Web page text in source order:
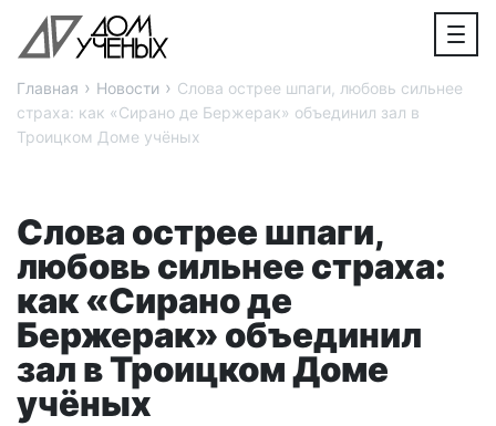
Главная › Новости › Слова острее шпаги, любовь сильнее
страха: как «Сирано де Бержерак» объединил зал в
Троицком Доме учёных
Слова острее шпаги,
любовь сильнее страха:
как «Сирано де
Бержерак» объединил
зал в Троицком Доме
учёных